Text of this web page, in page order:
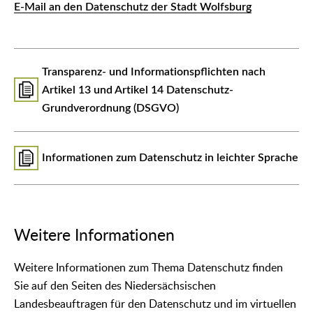
E-Mail an den Datenschutz der Stadt Wolfsburg
Transparenz- und Informationspflichten nach
Artikel 13 und Artikel 14 Datenschutz-
Grundverordnung (DSGVO)
Informationen zum Datenschutz in leichter Sprache
Weitere Informationen
Weitere Informationen zum Thema Datenschutz finden
Sie auf den Seiten des Niedersächsischen
Landesbeauftragen für den Datenschutz und im virtuellen